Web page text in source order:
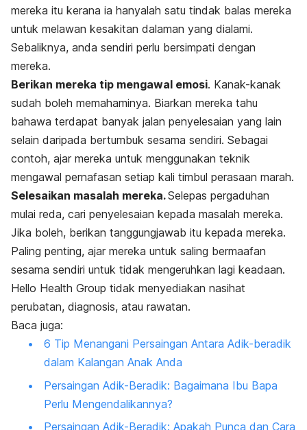
mereka itu kerana ia hanyalah satu tindak balas mereka
untuk melawan kesakitan dalaman yang dialami.
Sebaliknya, anda sendiri perlu bersimpati dengan
mereka.
Berikan mereka tip mengawal emosi. Kanak-kanak
sudah boleh memahaminya. Biarkan mereka tahu
bahawa terdapat banyak jalan penyelesaian yang lain
selain daripada bertumbuk sesama sendiri. Sebagai
contoh, ajar mereka untuk menggunakan teknik
mengawal pernafasan setiap kali timbul perasaan marah.
Selesaikan masalah mereka.Selepas pergaduhan
mulai reda, cari penyelesaian kepada masalah mereka.
Jika boleh, berikan tanggungjawab itu kepada mereka.
Paling penting, ajar mereka untuk saling bermaafan
sesama sendiri untuk tidak mengeruhkan lagi keadaan.
Hello Health Group tidak menyediakan nasihat
perubatan, diagnosis, atau rawatan.
Baca juga:
6 Tip Menangani Persaingan Antara Adik-beradik
dalam Kalangan Anak Anda
Persaingan Adik-Beradik: Bagaimana Ibu Bapa
Perlu Mengendalikannya?
Persaingan Adik-Beradik: Apakah Punca dan Cara